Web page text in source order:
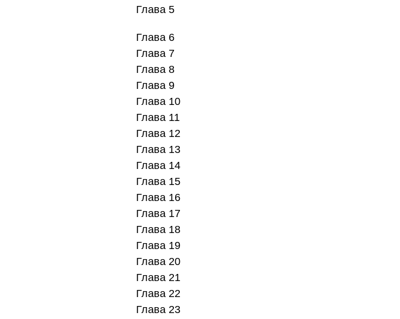
Глава 5
Глава 6
Глава 7
Глава 8
Глава 9
Глава 10
Глава 11
Глава 12
Глава 13
Глава 14
Глава 15
Глава 16
Глава 17
Глава 18
Глава 19
Глава 20
Глава 21
Глава 22
Глава 23